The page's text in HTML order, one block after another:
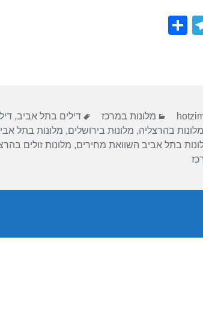
T
m
קטגוריות
מלונות במרכז תגיות
דילים בתל אביב,
מלונות בהרצליה, מלונות בירושלים, מלונות בתל
בתל אביב השוואת מחירים, מלונות זולים